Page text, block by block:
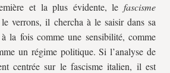
et la plus évidente, le fascisme
verrons, il chercha à le saisir dans sa
à la fois comme une sensibilité, comme
un régime politique. Si l’analyse de
centrée sur le fascisme italien, il est